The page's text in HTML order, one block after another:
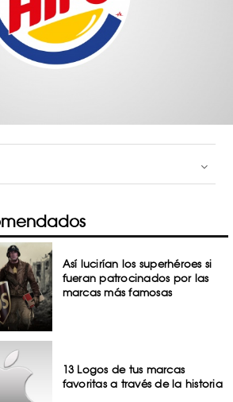
Así lucirían los superhéroes si
fueran patrocinados por las
marcas más famosas
13 Logos de tus marcas
favoritas a través de la historia